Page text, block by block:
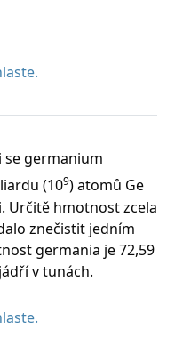
se germanium
(109) atomů Ge
Určitě hmotnost zcela
znečistit jedním
germania je 72,59
v tunách.